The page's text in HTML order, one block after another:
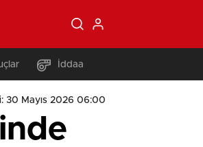
İddaa
30 Mayıs 2026 06:00